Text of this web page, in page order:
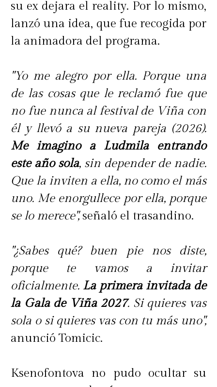
su ex dejara el reality. Por lo mismo,
lanzó una idea, que fue recogida por
la animadora del programa.
"Yo me alegro por ella. Porque una
de las cosas que le reclamó fue que
no fue nunca al festival de Viña con
él y llevó a su nueva pareja (2026).
Me imagino a Ludmila entrando
este año sola, sin depender de nadie.
Que la inviten a ella, no como el más
uno. Me enorgullece por ella, porque
se lo merece",señaló el trasandino.
"¿Sabes qué? buen pie nos diste,
porque te vamos a invitar
oficialmente. La primera invitada de
la Gala de Viña 2027. Si quieres vas
sola o si quieres vas con tu más uno",
anunció Tomicic.
Ksenofontova no pudo ocultar su